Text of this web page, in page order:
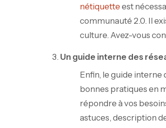
nétiquette est
communauté 2.0. Il
culture. Avez-vous
Un guide interne des
Enfin, le guide
bonnes pratiques en
répondre à vos
astuces, description